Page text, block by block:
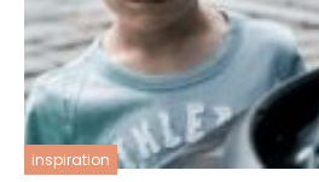
inspiration